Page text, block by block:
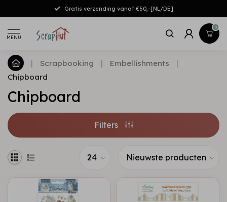
Gratis verzending vanaf €50,-[NL/DE]
MENU
0
| Scrapbooking | Embellishments
|
Chipboard
Chipboard
Filters